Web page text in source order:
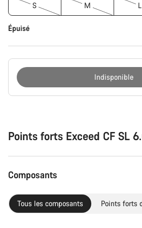
S M L
Épuisé
Indisponible
Points forts Exceed CF SL
Composants
Tous les composants Points forts